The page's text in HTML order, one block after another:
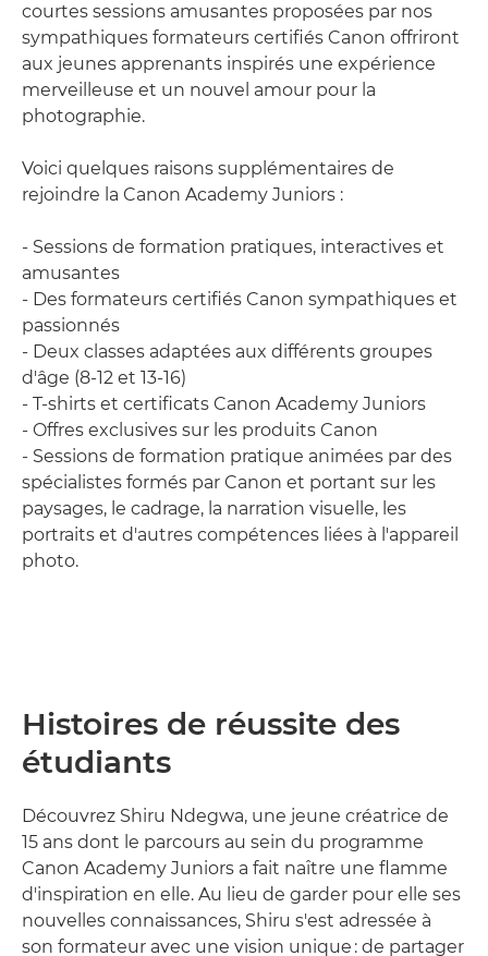
courtes sessions amusantes proposées par nos
sympathiques formateurs certifiés Canon offriront
aux jeunes apprenants inspirés une expérience
merveilleuse et un nouvel amour pour la
photographie.
Voici quelques raisons supplémentaires de
rejoindre la Canon Academy Juniors :
- Sessions de formation pratiques, interactives et
amusantes
- Des formateurs certifiés Canon sympathiques et
passionnés
- Deux classes adaptées aux différents groupes
d'âge (8-12 et 13-16)
- T-shirts et certificats Canon Academy Juniors
- Offres exclusives sur les produits Canon
- Sessions de formation pratique animées par des
spécialistes formés par Canon et portant sur les
paysages, le cadrage, la narration visuelle, les
portraits et d'autres compétences liées à l'appareil
photo.
Histoires de réussite des
étudiants
Découvrez Shiru Ndegwa, une jeune créatrice de
15 ans dont le parcours au sein du programme
Canon Academy Juniors a fait naître une flamme
d'inspiration en elle. Au lieu de garder pour elle ses
nouvelles connaissances, Shiru s'est adressée à
son formateur avec une vision unique : de partager